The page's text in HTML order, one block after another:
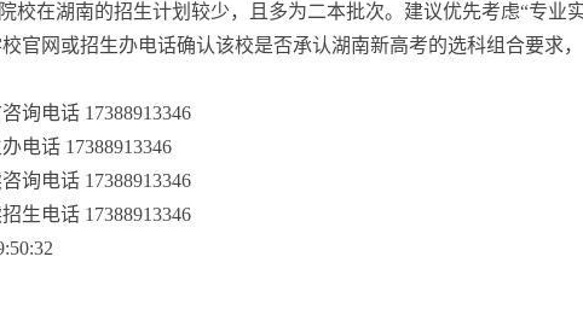
校在湖南的招生计划较少，且多为二本批次。建议优先考虑“专
官网或招生办电话确认该校是否承认湖南新高考的选科组合要求
询电话 17388913346
电话 17388913346
询电话 17388913346
生电话 17388913346